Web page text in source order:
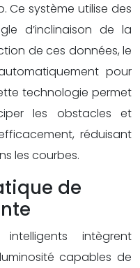
Ce système utilise des
d’inclinaison de la
de ces données, le
pour
technologie permet
les obstacles et
réduisant
les courbes.
de
intègrent
capables de